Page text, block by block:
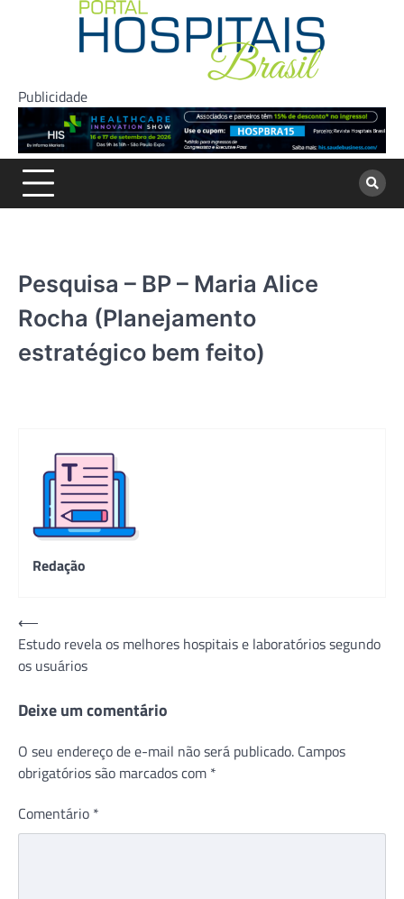
Publicidade
Pesquisa – BP – Maria Alice
Rocha (Planejamento
estratégico bem feito)
Redação
Navegação
de
Post
⟵
Estudo revela os melhores hospitais e laboratórios segundo
os usuários
Deixe um comentário
O seu endereço de e-mail não será publicado. Campos
obrigatórios são marcados com *
Comentário *